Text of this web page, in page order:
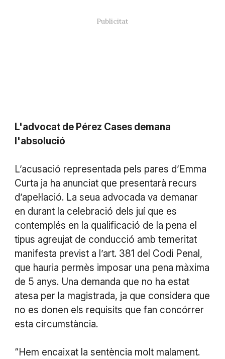
L'advocat de Pérez Cases demana
l'absolució
L’acusació representada pels pares d’Emma
Curta ja ha anunciat que presentarà recurs
d’apel·lació. La seua advocada va demanar
en durant la celebració dels juí que es
contemplés en la qualificació de la pena el
tipus agreujat de conducció amb temeritat
manifesta previst a l’art. 381 del Codi Penal,
que hauria permès imposar una pena màxima
de 5 anys. Una demanda que no ha estat
atesa per la magistrada, ja que considera que
no es donen els requisits que fan concórrer
esta circumstància.
“Hem encaixat la sentència molt malament.